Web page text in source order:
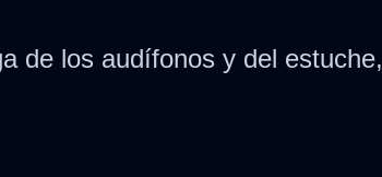
de los audífonos y del estuche,